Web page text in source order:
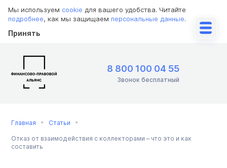
Мы используем cookie для вашего удобства. Читайте
подробнее, как мы защищаем персональные данные.
Принять
8 800 100 04 55
Звонок бесплатный
Главная Статьи
Отказ от взаимодействия с коллекторами – что это и как
составить